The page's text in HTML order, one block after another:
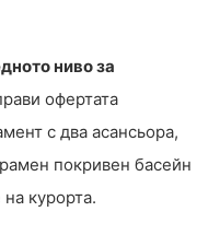
ниво за
офертата
с два асансьора,
покривен басейн
курорта.